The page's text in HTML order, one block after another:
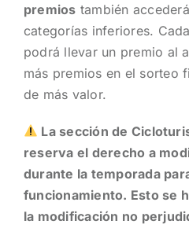
premios también
categorías inferiores.
podrá llevar un premio al
más premios en el sorteo
de más valor.
La sección de
reserva el derecho a
durante la temporada
funcionamiento. Esto se
la modificación no